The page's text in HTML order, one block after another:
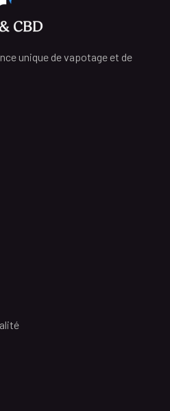
unique de vapotage et de